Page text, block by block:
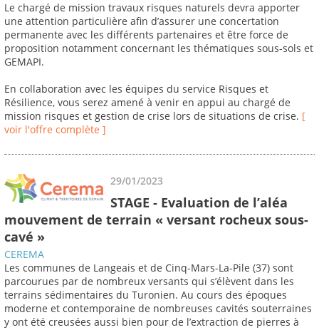
Le chargé de mission travaux risques naturels devra apporter
une attention particulière afin d’assurer une concertation
permanente avec les différents partenaires et être force de
proposition notamment concernant les thématiques sous-sols et
GEMAPI.
En collaboration avec les équipes du service Risques et
Résilience, vous serez amené à venir en appui au chargé de
mission risques et gestion de crise lors de situations de crise. [
voir l'offre complète ]
29/01/2023
STAGE - Evaluation de l’aléa
mouvement de terrain « versant rocheux sous-
cavé »
CEREMA
Les communes de Langeais et de Cinq-Mars-La-Pile (37) sont
parcourues par de nombreux versants qui s’élèvent dans les
terrains sédimentaires du Turonien. Au cours des époques
moderne et contemporaine de nombreuses cavités souterraines
y ont été creusées aussi bien pour de l’extraction de pierres à